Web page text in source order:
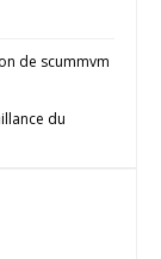
de scummvm
du